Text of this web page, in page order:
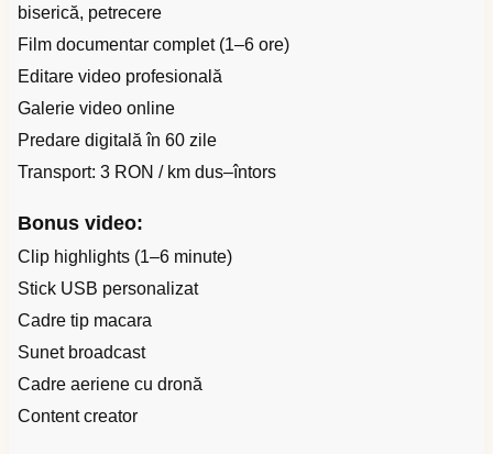
biserică, petrecere
Film documentar complet (1–6 ore)
Editare video profesională
Galerie video online
Predare digitală în 60 zile
Transport: 3 RON / km dus–întors
Bonus video:
Clip highlights (1–6 minute)
Stick USB personalizat
Cadre tip macara
Sunet broadcast
Cadre aeriene cu dronă
Content creator